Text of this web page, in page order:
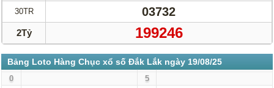
30TR 03732
2Tỷ 199246
Bảng Loto Hàng Chục xổ số Đắk Lắk ngày 19/08/25
0
5